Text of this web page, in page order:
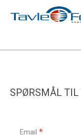
SPØRSMÅL TIL
Email *